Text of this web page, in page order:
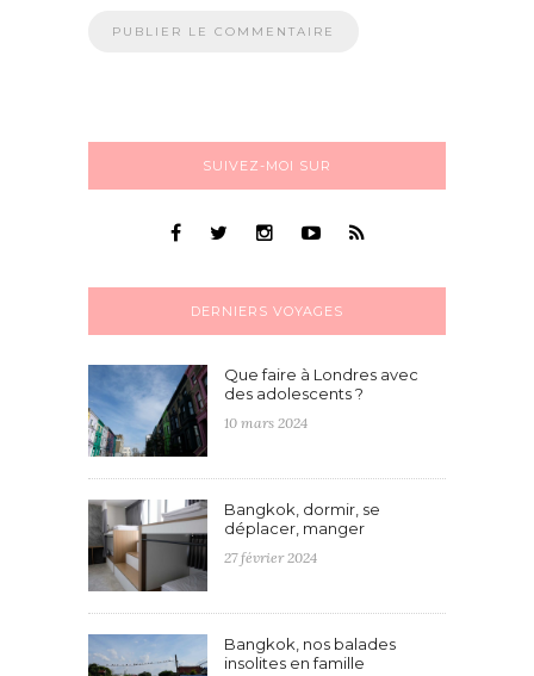
SUIVEZ-MOI SUR
DERNIERS VOYAGES
Que faire à Londres avec
des adolescents ?
10 mars 2024
Bangkok, dormir, se
déplacer, manger
27 février 2024
Bangkok, nos balades
insolites en famille